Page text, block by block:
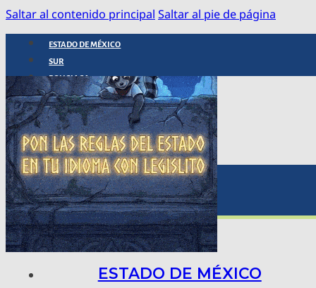
Saltar al contenido principal Saltar al pie de página
ESTADO DE MÉXICO
SUR
POLICIACA
NACIONAL
INTERNACIONAL
ARTE, CIENCIA Y TECNOLOGÍA
COLUMNAS
BAJO LA LUPA
RASTROS Y ROSTROS
VÍNCULOS ANIMALES
ESTADO DE MÉXICO